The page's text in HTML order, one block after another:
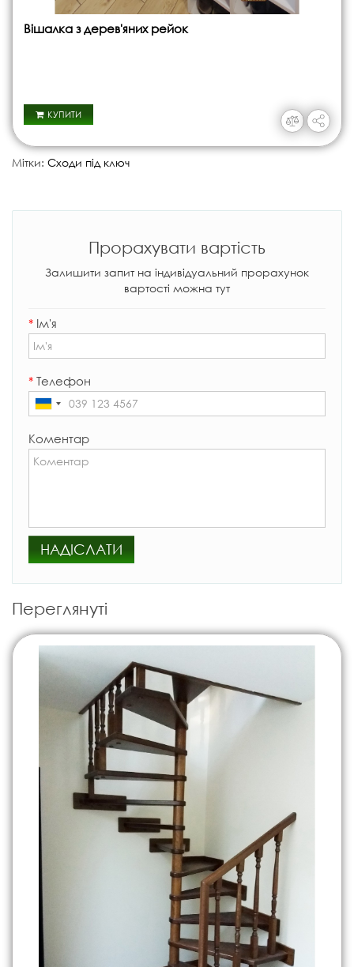
Вішалка з дерев'яних рейок
КУПИТИ
Мітки: Сходи під ключ
Прорахувати вартість
Залишити запит на індивідуальний прорахунок
вартості можна тут
* Ім'я
* Телефон
Коментар
НАДІСЛАТИ
Переглянуті